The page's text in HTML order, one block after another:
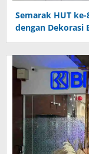
Semarak HUT
dengan Dekorasi